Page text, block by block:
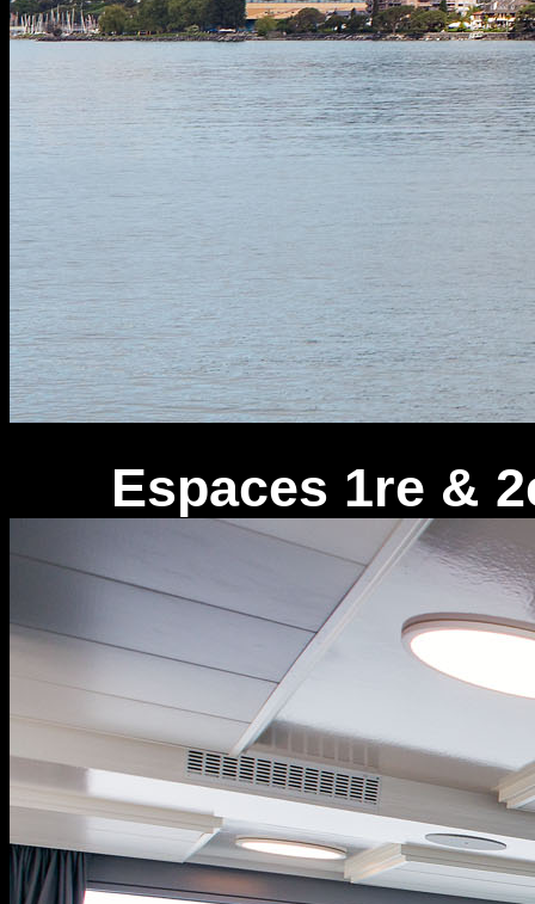
Espaces 1re &